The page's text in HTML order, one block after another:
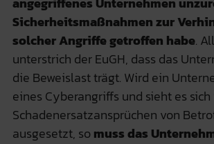
Sicherheitsmaßnahmen zur
solcher Angriffe getroffen habe.
unterstrich der EuGH, dass das
die Beweislast trägt. Wird ein
eines Cyberangriffs und sieht es
Schadenersatzansprüchen von
ausgesetzt, somuss das